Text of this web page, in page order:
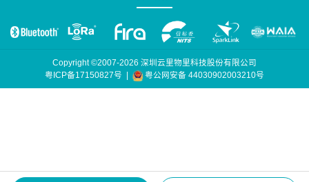
Copyright ©2007-2026 深圳云里物里科技股份有限公司
粤ICP备17150827号 | 粤公网安备 44030902003210号